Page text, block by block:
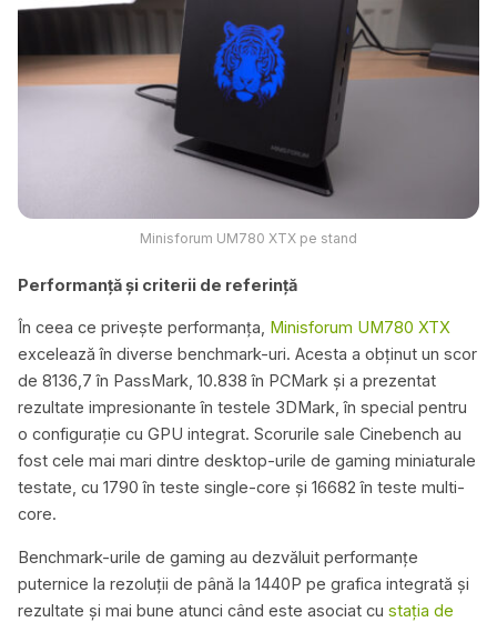
Minisforum UM780 XTX pe stand
Performanță și criterii de referință
În ceea ce privește performanța, Minisforum UM780 XTX
excelează în diverse benchmark-uri. Acesta a obținut un scor
de 8136,7 în PassMark, 10.838 în PCMark și a prezentat
rezultate impresionante în testele 3DMark, în special pentru
o configurație cu GPU integrat. Scorurile sale Cinebench au
fost cele mai mari dintre desktop-urile de gaming miniaturale
testate, cu 1790 în teste single-core și 16682 în teste multi-
core.
Benchmark-urile de gaming au dezvăluit performanțe
puternice la rezoluții de până la 1440P pe grafica integrată și
rezultate și mai bune atunci când este asociat cu stația de